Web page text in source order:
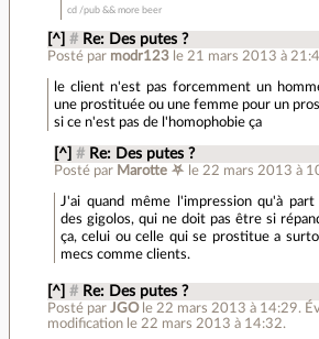
cd /pub && more beer
[^] # Re: Des putes ?
Posté par modr123 le 21 mars 2013 à
le client n'est pas forcemment un
une prostituée ou une femme pour un
si ce n'est pas de l'homophobie ça
[^] # Re: Des putes ?
Posté par Marotte ⛧ le 22 mars 2013 à
J'ai quand même l'impression qu'à part
des gigolos, qui ne doit pas être si
ça, celui ou celle qui se prostitue a
mecs comme clients.
[^] # Re: Des putes ?
Posté par JGO le 22 mars 2013 à 14:29.
modification le 22 mars 2013 à 14:32.